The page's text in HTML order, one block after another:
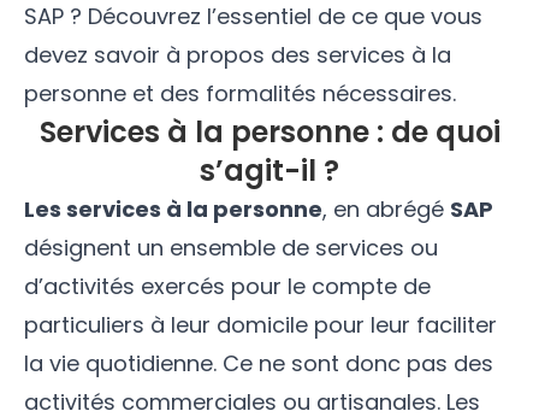
SAP ? Découvrez l’essentiel de ce que vous
devez savoir à propos des services à la
personne et des formalités nécessaires.
Services à la personne : de quoi
s’agit-il ?
Les services à la personne, en abrégé SAP
désignent un ensemble de services ou
d’activités exercés pour le compte de
particuliers à leur domicile pour leur faciliter
la vie quotidienne. Ce ne sont donc pas des
activités commerciales ou artisanales. Les